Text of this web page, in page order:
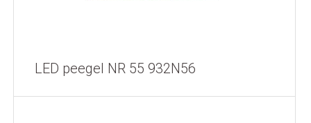
LED peegel NR 55 932N56